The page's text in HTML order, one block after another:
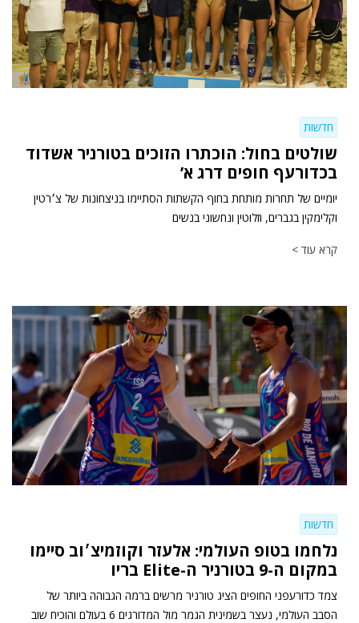
חדשות
שולטים בחול: הוכתרו הזוכים בטורניר אשדוד
בכדורעף חופים דרג א’
יומיים של תחרות מותחת בחוף הקשתות הסתיימו בניצחונות של צ׳רטין
וקלימקין בגברים, וזלוטין ונחשוני בנשים
קרא עוד >
חדשות
נלחמו בטופ העולמי: אלעזר וקוזמיצ׳וב סיימו
במקום ה-9 בטורניר ה-Elite בריו
צמד כדורעפני החופים הציג טורניר מרשים ברמה הגבוהה ביותר של
הסבב העולמי, נעצר בשמינית הגמר מול המדורגים 6 בעולם והוכיח שוב